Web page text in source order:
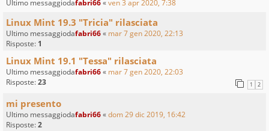
Ultimo messaggiodafabri66«ven 3 apr 2020, 7:38
Linux Mint 19.3 "Tricia" rilasciata
Ultimo messaggiodafabri66« mar 7 gen 2020, 22:13
Risposte: 1
Linux Mint 19.1 "Tessa" rilasciata
Ultimo messaggiodafabri66« mar 7 gen 2020, 22:03
Risposte:23 1 2
mi presento
Ultimo messaggiodafabri66«dom 29 dic 2019, 16:42
Risposte:2